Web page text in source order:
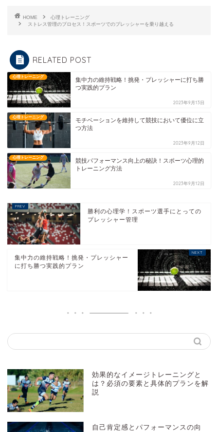
HOME
心理トレーニング
ストレス管理のプロセス！スポーツでのプレッシャーを乗り越える
RELATED POST
心理トレーニング
集中力の維持戦略！挑発・プレッシャーに打ち勝
つ実践的プラン
2023年9月13日
心理トレーニング
モチベーションを維持して競技において優位に立
つ方法
2023年9月12日
心理トレーニング
競技パフォーマンス向上の秘訣！スポーツ心理的
トレーニング方法
2023年9月12日
勝利の心理学！スポーツ選手にとっての
プレッシャー管理
集中力の維持戦略！挑発・プレッシャー
に打ち勝つ実践的プラン
効果的なイメージトレーニングと
は？必須の要素と具体的プランを解
説
自己肯定感とパフォーマンスの向